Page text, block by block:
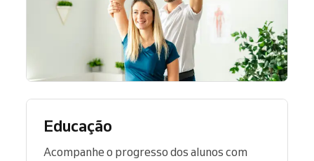
Educação
Acompanhe o progresso dos alunos com